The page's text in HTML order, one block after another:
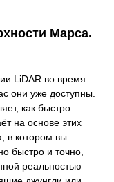
Марса.
LiDAR во время
они уже доступны.
как быстро
на основе этих
в котором вы
быстро и точно,
реальностью